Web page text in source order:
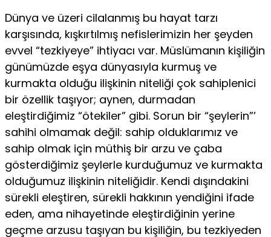
Dünya ve üzeri cilalanmış bu hayat tarzı
karşısında, kışkırtılmış nefislerimizin her şeyden
evvel “tezkiyeye” ihtiyacı var. Müslümanın kişiliğin
günümüzde eşya dünyasıyla kurmuş ve
kurmakta olduğu ilişkinin niteliği çok sahiplenici
bir özellik taşıyor; aynen, durmadan
eleştirdiğimiz “ötekiler” gibi. Sorun bir “şeylerin”’
sahihi olmamak değil: sahip olduklarımız ve
sahip olmak için müthiş bir arzu ve çaba
gösterdiğimiz şeylerle kurduğumuz ve kurmakta
olduğumuz ilişki­nin niteliğidir. Kendi dışındakini
sürekli eleştiren, sürekli hakkının yendiğini ifade
eden, ama nihayetinde eleştirdiğinin yerine
geçme arzusu taşıyan bu kişiliğin, bu tezkiyeden